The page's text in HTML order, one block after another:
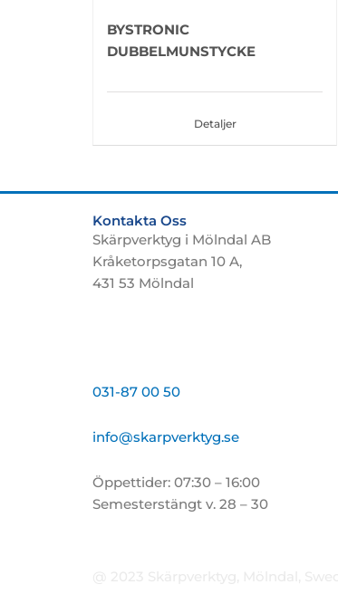
BYSTRONIC
DUBBELMUNSTYCKE
Detaljer
Kontakta Oss
Skärpverktyg i Mölndal AB
Kråketorpsgatan 10 A,
431 53 Mölndal
031-87 00 50
info@skarpverktyg.se
Öppettider: 07:30 – 16:00
Semesterstängt v. 28 – 30